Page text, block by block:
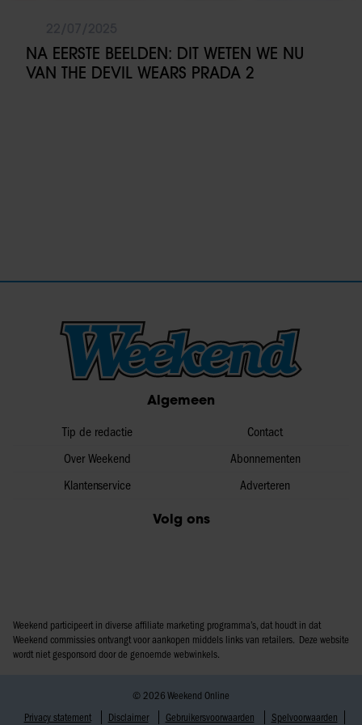
NA EERSTE BEELDEN: DIT WETEN WE NU
VAN THE DEVIL WEARS PRADA 2
Algemeen
Tip de redactie
Over Weekend
Klantenservice
Contact
Abonnementen
Adverteren
Volg ons
Weekend participeert in diverse affiliate marketing programma’s, dat houdt in dat
Weekend commissies ontvangt voor aankopen middels links van retailers. Deze website
wordt niet gesponsord door de genoemde webwinkels.
© 2026 Weekend Online
Privacy statement
Disclaimer Gebruikersvoorwaarden Spelvoorwaarden